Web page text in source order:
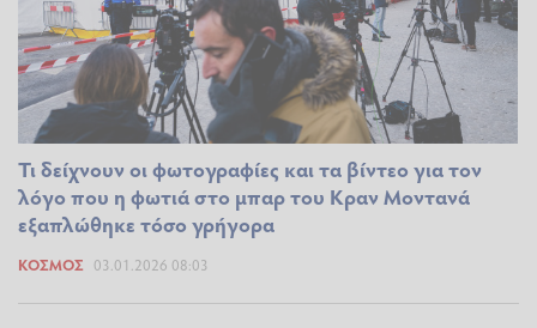
Τι δείχνουν οι φωτογραφίες και τα βίντεο για τον
λόγο που η φωτιά στο μπαρ του Κραν Μοντανά
εξαπλώθηκε τόσο γρήγορα
ΚΌΣΜΟΣ 03.01.2026 08:03